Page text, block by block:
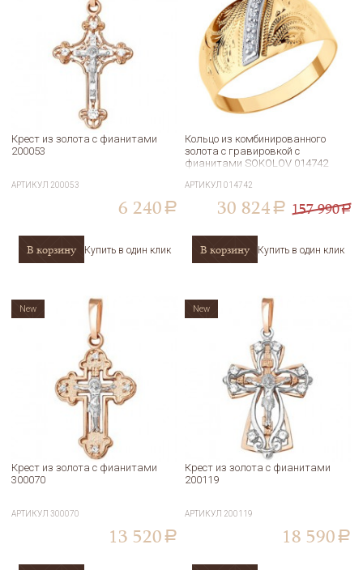
Крест из золота с фианитами
200053
АРТИКУЛ 200053
6 240 a
В корзину Купить в один клик
Кольцо из комбинированного
золота с гравировкой с
фианитами SOKOLOV 014742
АРТИКУЛ014742
30 824 a 157 990a
В корзину Купить в один клик
Крест из золота с фианитами
300070
АРТИКУЛ 300070
13 520 a
New
Крест из золота с фианитами
200119
АРТИКУЛ 200119
18 590 a
New